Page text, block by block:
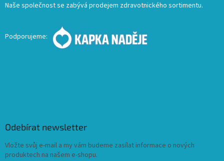
Naše společnost se zabývá prodejem zdravotnického sortimentu.
Podporujeme:
Odebírat newsletter
Vložte svůj e-mail a my vám budeme zasílat informace o nových
produktech na našem e-shopu.